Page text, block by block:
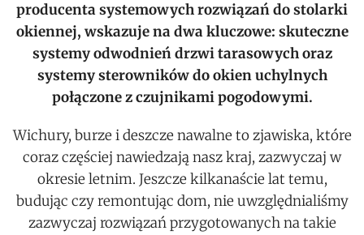
producenta systemowych rozwiązań do stolarki
okiennej, wskazuje na dwa kluczowe: skuteczne
systemy odwodnień drzwi tarasowych oraz
systemy sterowników do okien uchylnych
połączone z czujnikami pogodowymi.
Wichury, burze i deszcze nawalne to zjawiska, które
coraz częściej nawiedzają nasz kraj, zazwyczaj w
okresie letnim. Jeszcze kilkanaście lat temu,
budując czy remontując dom, nie uwzględnialiśmy
zazwyczaj rozwiązań przygotowanych na takie